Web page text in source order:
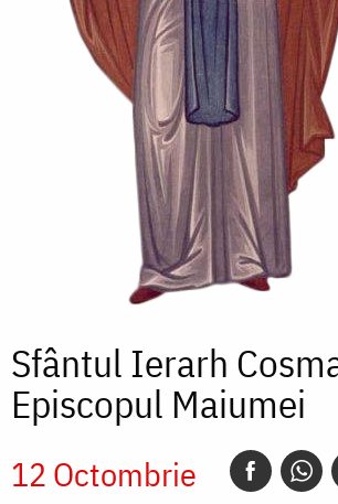
Sfântul Ierarh
Episcopul Maiumei
12 Octombrie